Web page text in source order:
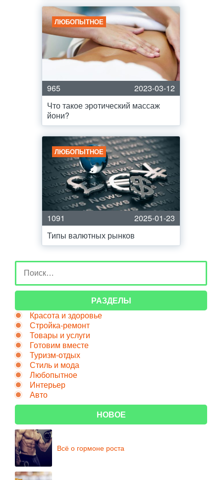
ЛЮБОПЫТНОЕ
965
2023-03-12
Что такое эротический массаж
йони?
ЛЮБОПЫТНОЕ
1091
2025-01-23
Типы валютных рынков
РАЗДЕЛЫ
Красота и здоровье
Стройка-ремонт
Товары и услуги
Готовим вместе
Туризм-отдых
Стиль и мода
Любопытное
Интерьер
Авто
НОВОЕ
Всё о гормоне роста